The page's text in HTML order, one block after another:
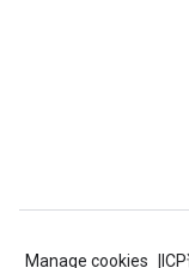
Manage cookies